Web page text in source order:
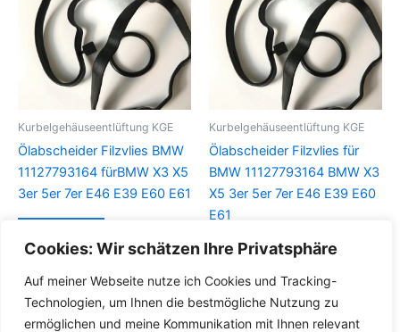
Cookies: Wir schätzen Ihre Privatsphäre
Auf meiner Webseite nutze ich Cookies und Tracking-
Technologien, um Ihnen die bestmögliche Nutzung zu
ermöglichen und meine Kommunikation mit Ihnen relevant
Kurbelgehäuseentlüftung KGE
Ölabscheider Filzvlies BMW
11127793164 fürBMW X3 X5
3er 5er 7er E46 E39 E60 E61
Kurbelgehäuseentlüftung KGE
Ölabscheider Filzvlies für
BMW 11127793164 BMW X3
X5 3er 5er 7er E46 E39 E60
E61
Details